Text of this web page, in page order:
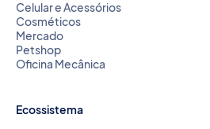
Celular e Acessórios
Cosméticos
Mercado
Petshop
Oficina Mecânica
Ecossistema